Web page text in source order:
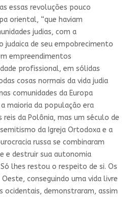
essas revoluções pouco
oriental, “que haviam
judias, com a
de seu empobrecimento
empreendimentos
profissional, em sólidas
cosas normais da vida judia
comunidades da Europa
maioria da população era
da Polônia, mas um século de
da Igreja Ortodoxa e a
russa se combinaram
e destruir sua autonomia
lhes restou o respeito de si. Os
conseguindo uma vida livre
ocidentais, demonstraram, assim